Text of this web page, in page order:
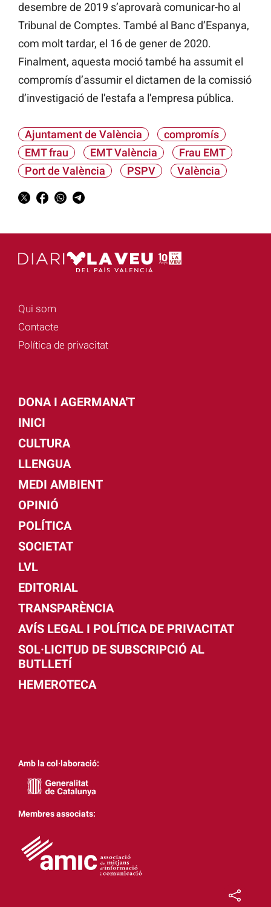
desembre de 2019 s’aprovarà comunicar-ho al
Tribunal de Comptes. També al Banc d’Espanya,
com molt tardar, el 16 de gener de 2020.
Finalment, aquesta moció també ha assumit el
compromís d’assumir el dictamen de la comissió
d’investigació de l’estafa a l’empresa pública.
Ajuntament de València
compromís
EMT frau
EMT València
Frau EMT
Port de València
PSPV València
Qui som
Contacte
Política de privacitat
DONA I AGERMANA'T
INICI
CULTURA
LLENGUA
MEDI AMBIENT
OPINIÓ
POLÍTICA
SOCIETAT
LVL
EDITORIAL
TRANSPARÈNCIA
AVÍS LEGAL I POLÍTICA DE PRIVACITAT
SOL·LICITUD DE SUBSCRIPCIÓ AL
BUTLLETÍ
HEMEROTECA
Amb la col·laboració:
Membres associats: